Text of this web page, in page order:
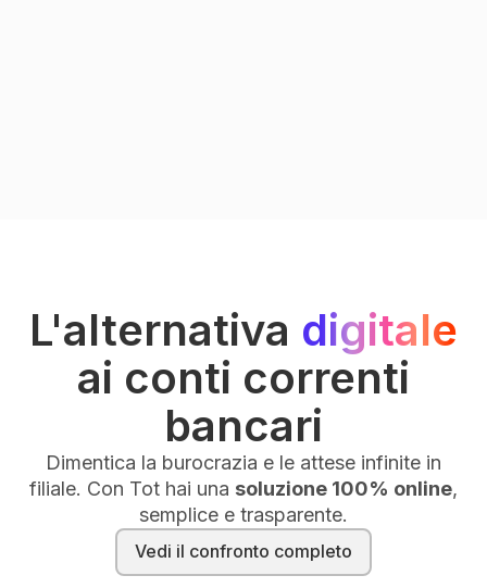
L'alternativa digitale
ai conti correnti
bancari
Dimentica la burocrazia e le attese infinite in
filiale. Con Tot hai una soluzione 100% online,
semplice e trasparente.
Vedi il confronto completo